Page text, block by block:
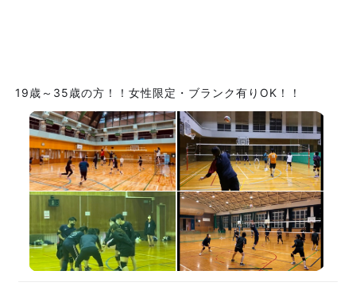
19歳～35歳の方！！女性限定・ブランク有りOK！！